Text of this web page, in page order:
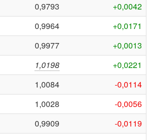
0,9793
+0,0042
0,9964
+0,0171
0,9977
+0,0013
1,0198
+0,0221
1,0084
-0,0114
1,0028
-0,0056
0,9909
-0,0119